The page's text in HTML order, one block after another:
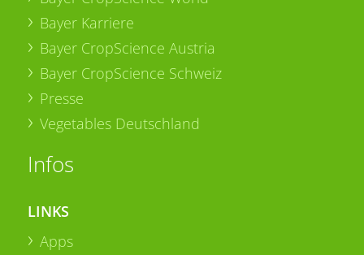
Bayer Karriere
Bayer CropScience Austria
Bayer CropScience Schweiz
Presse
Vegetables Deutschland
Infos
LINKS
Apps